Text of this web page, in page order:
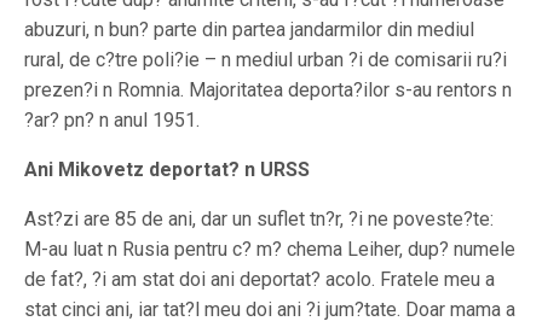
abuzuri, n bun? parte din partea jandarmilor din mediul
rural, de c?tre poli?ie – n mediul urban ?i de comisarii ru?i
prezen?i n Romnia. Majoritatea deporta?ilor s-au rentors n
?ar? pn? n anul 1951.
Ani Mikovetz deportat? n URSS
Ast?zi are 85 de ani, dar un suflet tn?r, ?i ne poveste?te:
M-au luat n Rusia pentru c? m? chema Leiher, dup? numele
de fat?, ?i am stat doi ani deportat? acolo. Fratele meu a
stat cinci ani, iar tat?l meu doi ani ?i jum?tate. Doar mama a